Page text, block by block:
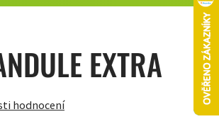
EXTRA
hodnocení